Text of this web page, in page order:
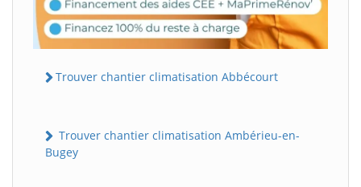
Trouver chantier climatisation Abbécourt
Trouver chantier climatisation Ambérieu-en-
Bugey